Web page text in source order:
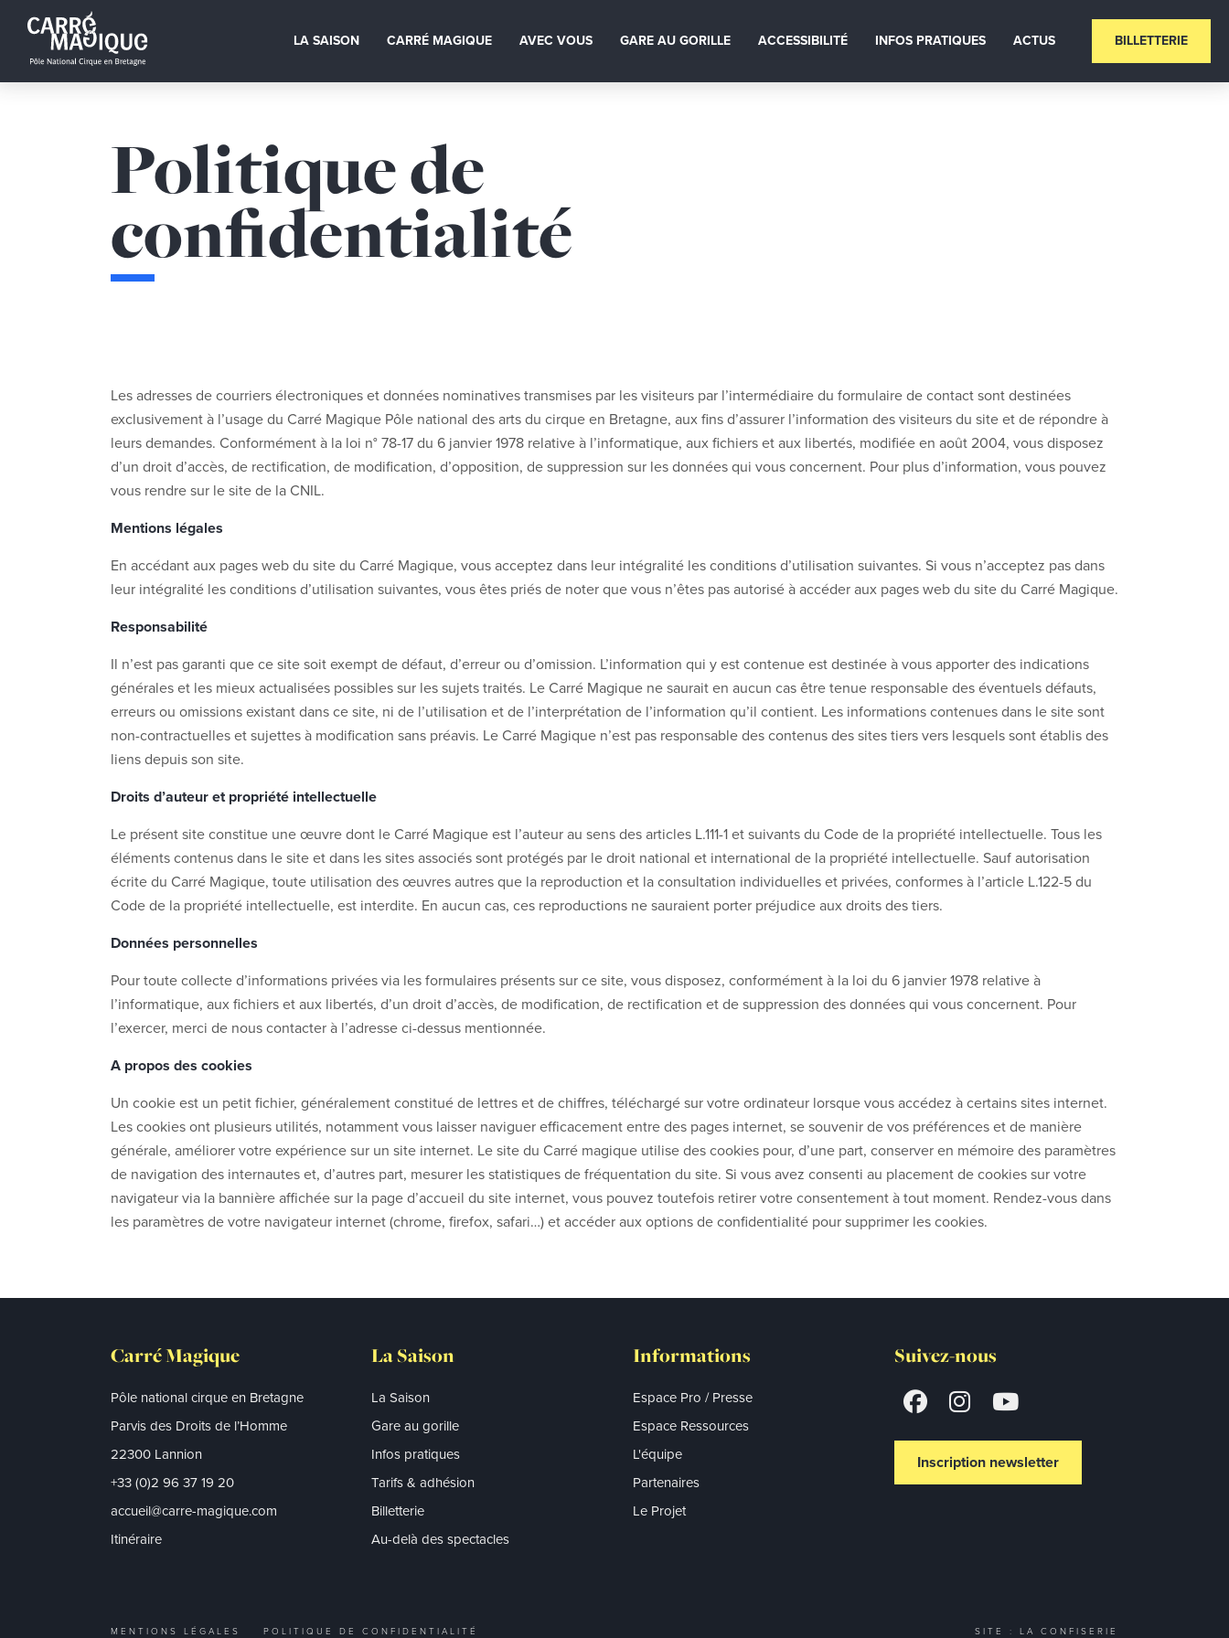
LA SAISON CARRÉ MAGIQUE AVEC VOUS GARE AU GORILLE ACCESSIBILITÉ INFOS PRATIQUES ACTUS BILLETTERIE
Politique de
confidentialité
Les adresses de courriers électroniques et données nominatives transmises par les visiteurs par l’intermédiaire du formulaire de contact sont destinées
exclusivement à l’usage du Carré Magique Pôle national des arts du cirque en Bretagne, aux fins d’assurer l’information des visiteurs du site et de répondre à
leurs demandes. Conformément à la loi n° 78-17 du 6 janvier 1978 relative à l’informatique, aux fichiers et aux libertés, modifiée en août 2004, vous disposez
d’un droit d’accès, de rectification, de modification, d’opposition, de suppression sur les données qui vous concernent. Pour plus d’information, vous pouvez
vous rendre sur le site de la CNIL.
Mentions légales
En accédant aux pages web du site du Carré Magique, vous acceptez dans leur intégralité les conditions d’utilisation suivantes. Si vous n’acceptez pas dans
leur intégralité les conditions d’utilisation suivantes, vous êtes priés de noter que vous n’êtes pas autorisé à accéder aux pages web du site du Carré Magique.
Responsabilité
Il n’est pas garanti que ce site soit exempt de défaut, d’erreur ou d’omission. L’information qui y est contenue est destinée à vous apporter des indications
générales et les mieux actualisées possibles sur les sujets traités. Le Carré Magique ne saurait en aucun cas être tenue responsable des éventuels défauts,
erreurs ou omissions existant dans ce site, ni de l’utilisation et de l’interprétation de l’information qu’il contient. Les informations contenues dans le site sont
non-contractuelles et sujettes à modification sans préavis. Le Carré Magique n’est pas responsable des contenus des sites tiers vers lesquels sont établis des
liens depuis son site.
Droits d’auteur et propriété intellectuelle
Le présent site constitue une œuvre dont le Carré Magique est l’auteur au sens des articles L.111-1 et suivants du Code de la propriété intellectuelle. Tous les
éléments contenus dans le site et dans les sites associés sont protégés par le droit national et international de la propriété intellectuelle. Sauf autorisation
écrite du Carré Magique, toute utilisation des œuvres autres que la reproduction et la consultation individuelles et privées, conformes à l’article L.122-5 du
Code de la propriété intellectuelle, est interdite. En aucun cas, ces reproductions ne sauraient porter préjudice aux droits des tiers.
Données personnelles
Pour toute collecte d’informations privées via les formulaires présents sur ce site, vous disposez, conformément à la loi du 6 janvier 1978 relative à
l’informatique, aux fichiers et aux libertés, d’un droit d’accès, de modification, de rectification et de suppression des données qui vous concernent. Pour
l’exercer, merci de nous contacter à l’adresse ci-dessus mentionnée.
A propos des cookies
Un cookie est un petit fichier, généralement constitué de lettres et de chiffres, téléchargé sur votre ordinateur lorsque vous accédez à certains sites internet.
Les cookies ont plusieurs utilités, notamment vous laisser naviguer efficacement entre des pages internet, se souvenir de vos préférences et de manière
générale, améliorer votre expérience sur un site internet. Le site du Carré magique utilise des cookies pour, d’une part, conserver en mémoire des paramètres
de navigation des internautes et, d’autres part, mesurer les statistiques de fréquentation du site. Si vous avez consenti au placement de cookies sur votre
navigateur via la bannière affichée sur la page d’accueil du site internet, vous pouvez toutefois retirer votre consentement à tout moment. Rendez-vous dans
les paramètres de votre navigateur internet (chrome, firefox, safari…) et accéder aux options de confidentialité pour supprimer les cookies.
Carré Magique
Pôle national cirque en Bretagne
Parvis des Droits de l’Homme
22300 Lannion
+33 (0)2 96 37 19 20
accueil@carre-magique.com
Itinéraire
La Saison
La Saison
Gare au gorille
Infos pratiques
Tarifs & adhésion
Billetterie
Au-delà des spectacles
Informations
Espace Pro / Presse
Espace Ressources
L'équipe
Partenaires
Le Projet
Suivez-nous
Inscription newsletter
MENTIONS LÉGALES POLITIQUE DE CONFIDENTIALITÉ SITE : LA CONFISERIE